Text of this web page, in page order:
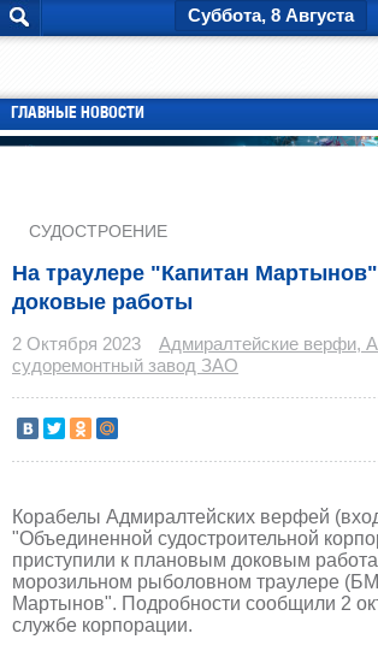
Суббота, 8 Августа
ГЛАВНЫЕ НОВОСТИ
СУДОСТРОЕНИЕ
На траулере "Капитан
доковые работы
2 Октября 2023 Адмиралтейские верфи,
судоремонтный завод ЗАО
Корабелы Адмиралтейских верфей
"Объединенной судостроительной
приступили к плановым доковым
морозильном рыболовном траулере
Мартынов". Подробности сообщили 2
службе корпорации.